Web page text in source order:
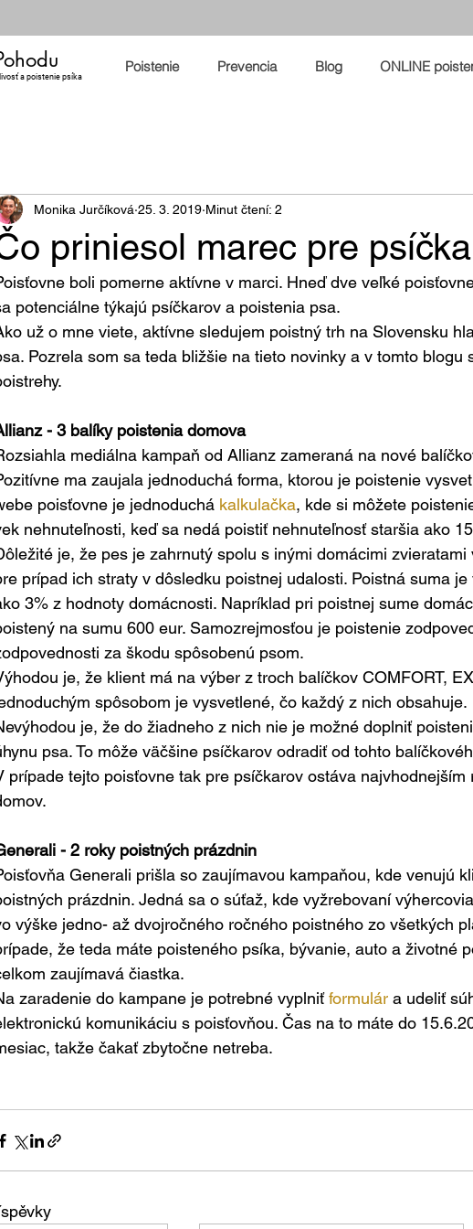
a poistenie psíka
Poistenie Prevencia Blog ONLINE
priniesol marec pre
Monika Jurčíková 25. 3. 2019 Minut čtení: 2
boli pomerne aktívne v marci. Hneď dve veľké
potenciálne týkajú psíčkarov a poistenia psa.
už o mne viete, aktívne sledujem poistný trh na Slovensku
Pozrela som sa teda bližšie na tieto novinky a v tomto blogu
- 3 balíky poistenia domova
mediálna kampaň od Allianz zameraná na nové
ma zaujala jednoduchá forma, ktorou je poistenie
poisťovne je jednoduchá kalkulačka, kde si môžete
nehnuteľnosti, keď sa nedá poistiť nehnuteľnosť staršia ako
je, že pes je zahrnutý spolu s inými domácimi
prípad ich straty v dôsledku poistnej udalosti. Poistná suma
3% z hodnoty domácnosti. Napríklad pri poistnej sume
na sumu 600 eur. Samozrejmosťou je poistenie
za škodu spôsobenú psom.
je, že klient má na výber z troch balíčkov COMFORT,
spôsobom je vysvetlené, čo každý z nich obsahuje.
je, že do žiadneho z nich nie je možné doplniť
psa. To môže väčšine psíčkarov odradiť od tohto
prípade tejto poisťovne tak pre psíčkarov ostáva najvhodnejším
- 2 roky poistných prázdnin
Generali prišla so zaujímavou kampaňou, kde venujú
prázdnin. Jedná sa o súťaž, kde vyžrebovaní
výške jedno- až dvojročného ročného poistného zo všetkých
že teda máte poisteného psíka, bývanie, auto a životné
zaujímavá čiastka.
zaradenie do kampane je potrebné vyplniť formulár a udeliť
komunikáciu s poisťovňou. Čas na to máte do
takže čakať zbytočne netreba.